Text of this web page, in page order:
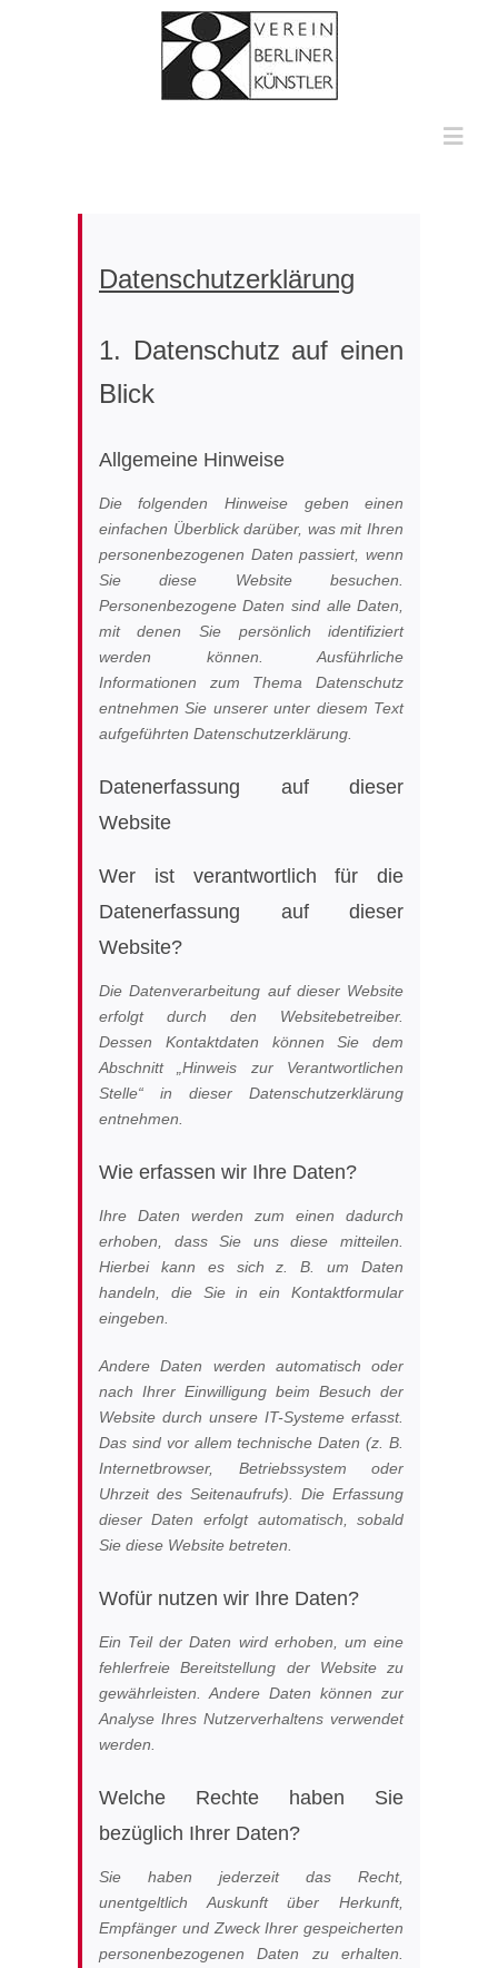
ÜBER UNS
KÜNSTLERINNEN UND KÜNSTLER
Datenschutz­erklärung
1. Datenschutz auf einen
Blick
Allgemeine Hinweise
Die folgenden Hinweise geben einen
einfachen Überblick darüber, was mit Ihren
personenbezogenen Daten passiert, wenn
Sie diese Website besuchen.
Personenbezogene Daten sind alle Daten,
mit denen Sie persönlich identifiziert
werden können. Ausführliche
Informationen zum Thema Datenschutz
entnehmen Sie unserer unter diesem Text
aufgeführten Datenschutzerklärung.
Datenerfassung auf dieser
Website
Wer ist verantwortlich für die
Datenerfassung auf dieser
Website?
Die Datenverarbeitung auf dieser Website
erfolgt durch den Websitebetreiber.
Dessen Kontaktdaten können Sie dem
Abschnitt „Hinweis zur Verantwortlichen
Stelle“ in dieser Datenschutzerklärung
entnehmen.
Wie erfassen wir Ihre Daten?
Ihre Daten werden zum einen dadurch
erhoben, dass Sie uns diese mitteilen.
Hierbei kann es sich z. B. um Daten
handeln, die Sie in ein Kontaktformular
eingeben.
Andere Daten werden automatisch oder
nach Ihrer Einwilligung beim Besuch der
Website durch unsere IT-Systeme erfasst.
Das sind vor allem technische Daten (z. B.
Internetbrowser, Betriebssystem oder
Uhrzeit des Seitenaufrufs). Die Erfassung
dieser Daten erfolgt automatisch, sobald
Sie diese Website betreten.
Wofür nutzen wir Ihre Daten?
Ein Teil der Daten wird erhoben, um eine
fehlerfreie Bereitstellung der Website zu
gewährleisten. Andere Daten können zur
Analyse Ihres Nutzerverhaltens verwendet
werden.
Welche Rechte haben Sie
bezüglich Ihrer Daten?
Sie haben jederzeit das Recht,
unentgeltlich Auskunft über Herkunft,
Empfänger und Zweck Ihrer gespeicherten
personenbezogenen Daten zu erhalten.